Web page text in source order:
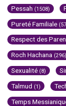
Pessah (1508)
Pureté Familiale
Respect des
Roch Hachana (296)
Sexualité (8)
Talmud (1)
Temps